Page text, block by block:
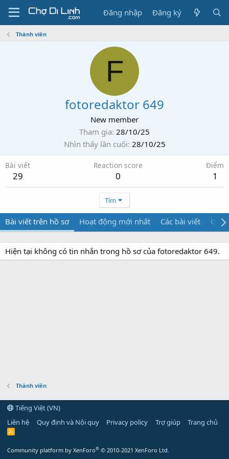
Đăng nhập Đăng ký
Thành viên
F
fotoredaktor 649
New member
Tham gia 28/10/25
Nhìn thấy lần cuối 28/10/25
Bài viết
29
Reaction score
0
Điểm
1
Tìm
Bài viết trên hồ sơ Hoạt động mới nhất Các bài viết Giới
Hiện tại không có tin nhắn trong hồ sơ của fotoredaktor 649.
Thành viên
Tiếng Việt (VN)
Liên hệ
Quy định và Nội quy Privacy policy Trợ giúp Trang chủ
R
Community platform by XenForo® © 2010-2021 XenForo Ltd.